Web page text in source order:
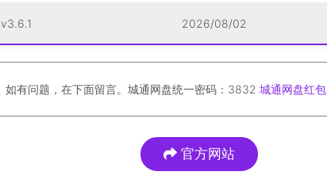
v3.6.1 2026/08/02
如有问题，在下面留言。城通网盘统一密码：3832 城通网盘红包
官方网站